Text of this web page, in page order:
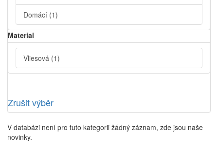
Domácí (1)
Material
Vliesová (1)
Zrušit výběr
V databázi není pro tuto kategorii žádný záznam, zde jsou naše
novinky.